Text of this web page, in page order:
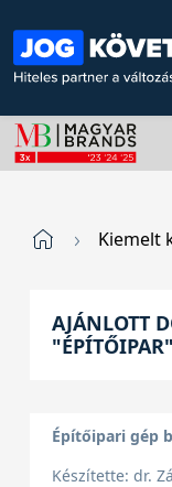
Kiemelt
AJÁNLOTT
Építőipari gép
Készítette: dr.